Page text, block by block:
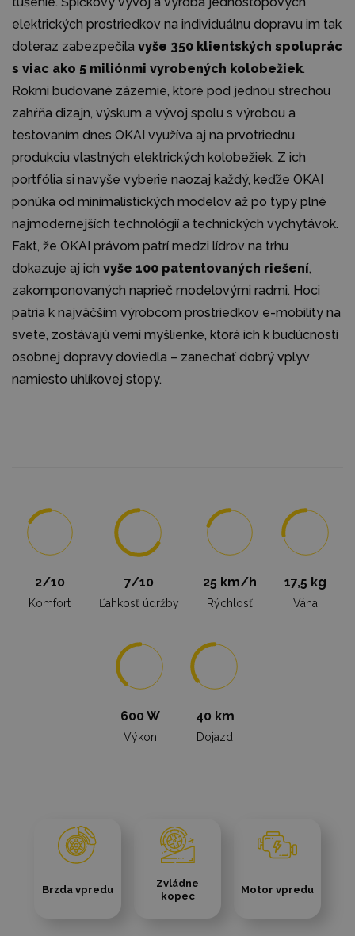
elektrických prostriedkov na individuálnu dopravu im tak
doteraz zabezpečila vyše 350 klientských spoluprác
s viac ako 5 miliónmi vyrobených kolobežiek.
Rokmi budované zázemie, ktoré pod jednou strechou
zahŕňa dizajn, výskum a vývoj spolu s výrobou a
testovaním dnes OKAI využíva aj na prvotriednu
produkciu vlastných elektrických kolobežiek. Z ich
portfólia si navyše vyberie naozaj každý, keďže OKAI
ponúka od minimalistických modelov až po typy plné
najmodernejších technológií a technických vychytávok.
Fakt, že OKAI právom patrí medzi lídrov na trhu
dokazuje aj ich vyše 100 patentovaných riešení,
zakomponovaných naprieč modelovými radmi. Hoci
patria k najväčším výrobcom prostriedkov e-mobility na
svete, zostávajú verní myšlienke, ktorá ich k budúcnosti
osobnej dopravy doviedla – zanechať dobrý vplyv
namiesto uhlíkovej stopy.
2/10
Komfort
7/10
Ľahkosť údržby
25 km/h
Rýchlosť
17,5 kg
Váha
600 W
Výkon
40 km
Dojazd
Brzda vpredu
Zvládne
kopec
Motor vpredu